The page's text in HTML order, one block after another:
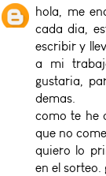
hola, me
cada dia,
escribir y
a mi
gustaria,
demas.
como te he
que no
quiero lo
en el sorteo.